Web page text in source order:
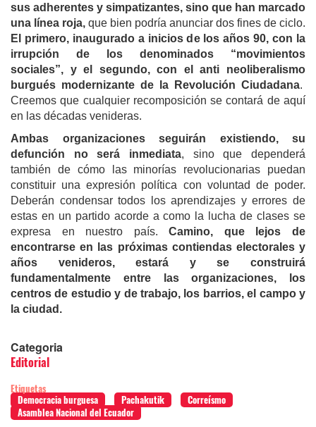
sus adherentes y simpatizantes, sino que han marcado
una línea roja, que bien podría anunciar dos fines de ciclo.
El primero, inaugurado a inicios de los años 90, con la
irrupción de los denominados “movimientos
sociales”, y el segundo, con el anti neoliberalismo
burgués modernizante de la Revolución Ciudadana.
Creemos que cualquier recomposición se contará de aquí
en las décadas venideras.
Ambas organizaciones seguirán existiendo, su
defunción no será inmediata, sino que dependerá
también de cómo las minorías revolucionarias puedan
constituir una expresión política con voluntad de poder.
Deberán condensar todos los aprendizajes y errores de
estas en un partido acorde a como la lucha de clases se
expresa en nuestro país.Camino, que lejos de
encontrarse en las próximas contiendas electorales y
años venideros, estará y se construirá
fundamentalmente entre las organizaciones, los
centros de estudio y de trabajo, los barrios, el campo y
la ciudad.
Categoria
Editorial
Etiquetas
Democracia burguesa
Pachakutik
Correísmo
Asamblea Nacional del Ecuador